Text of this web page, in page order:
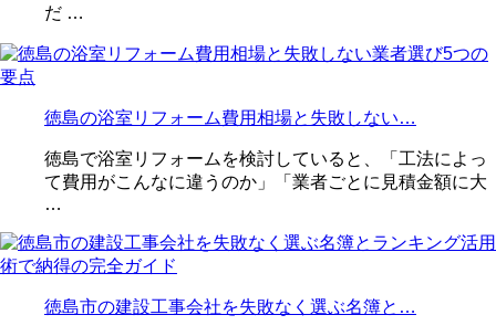
だ …
徳島の浴室リフォーム費用相場と失敗しない…
徳島で浴室リフォームを検討していると、「工法によっ
て費用がこんなに違うのか」「業者ごとに見積金額に大
…
徳島市の建設工事会社を失敗なく選ぶ名簿と…